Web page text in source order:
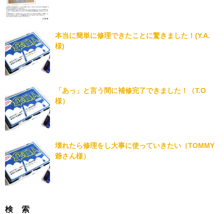
本当に簡単に修理できたことに驚きました！(Y.A.
様)
「あっ」と言う間に補修完了できました！（T.O
様）
壊れたら修理をし大事に使っていきたい（TOMMY
爺さん様）
検 索